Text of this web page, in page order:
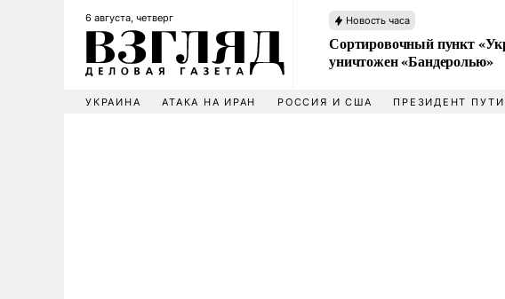
6 августа, четверг Новость часа
Сортировочный пункт
уничтожен «Бандеролью»
УКРАИНА АТАКА НА ИРАН РОССИЯ И США ПРЕЗИДЕНТ